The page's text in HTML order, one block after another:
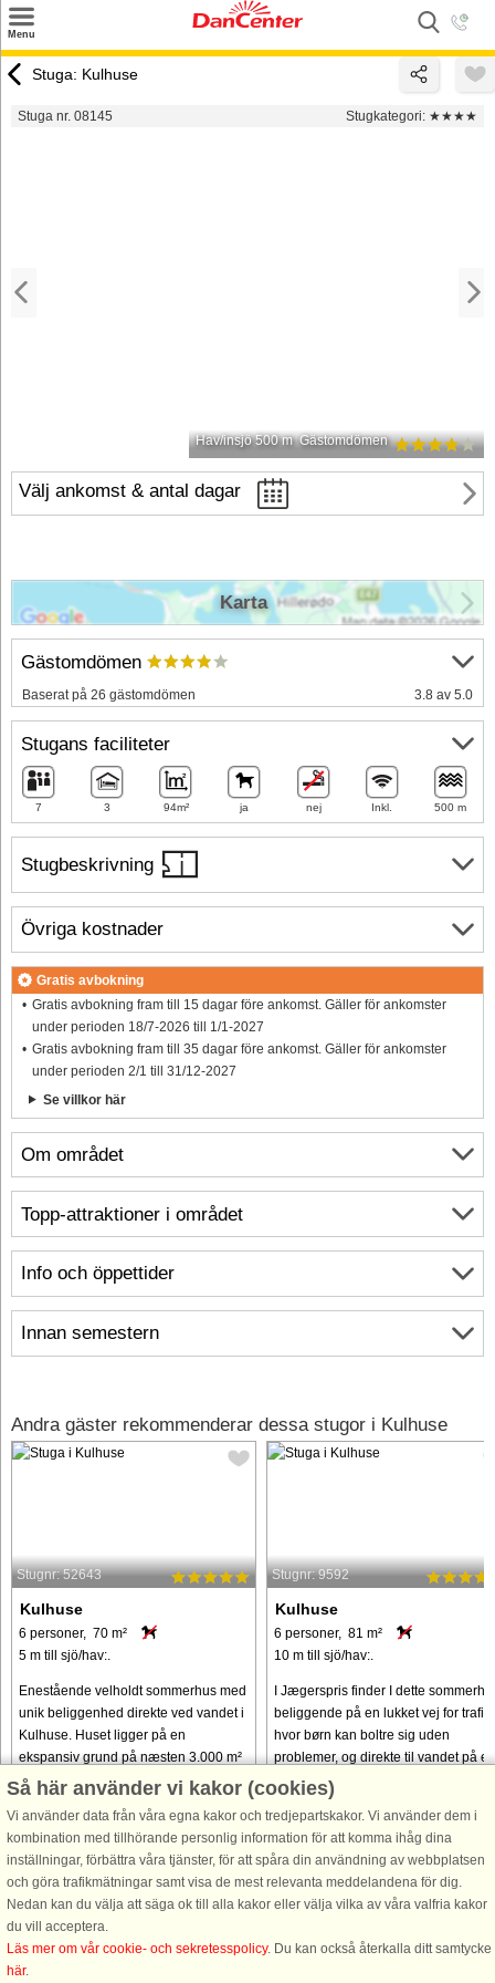
Menu
Tilbud
Stuga: Kulhuse
Stuga nr. 08145 Stugkategori: ★★★★
Hav/insjö 500 m Gästomdömen
Välj ankomst & antal dagar
Stugbeskrivning
Om området
Info och öppettider
Innan semestern
Gästomdömen
Baserat på 26 gästomdömen 3.8 av 5.0
Stugans faciliteter
7 3 94m² ja nej Inkl. 500 m
Övriga kostnader
Gratis avbokning
Gratis avbokning fram till 15 dagar före ankomst. Gäller för ankomster
under perioden 18/7-2026 till 1/1-2027
Gratis avbokning fram till 35 dagar före ankomst. Gäller för ankomster
under perioden 2/1 till 31/12-2027
Se villkor här
Karta
Topp-attraktioner i området
Andra gäster rekommenderar dessa stugor i Kulhuse
Stugnr: 52643
Kulhuse
6 personer, 70 m²
5 m till sjö/hav:.
Enestående velholdt sommerhus med
unik beliggenhed direkte ved vandet i
Kulhuse. Huset ligger på en
ekspansiv grund på næsten 3.000 m²
og byder på en fantastisk havudsigt.
från 9.430 SEK
Stugnr: 9592
Kulhuse
6 personer, 81 m²
10 m till sjö/hav:.
I Jægerspris finder I dette
beliggende på en lukket vej for trafik,
hvor børn kan boltre sig uden
problemer, og direkte til vandet på en
kæmpe stor grund. Uanset om I
befinder jer i stuen eller ...
från 5.330 SEK
Så här använder vi kakor (cookies)
Vi använder data från våra egna kakor och tredjepartskakor. Vi använder dem i
kombination med tillhörande personlig information för att komma ihåg dina
inställningar, förbättra våra tjänster, för att spåra din användning av webbplatsen
och göra trafikmätningar samt visa de mest relevanta meddelandena för dig.
Nedan kan du välja att säga ok till alla kakor eller välja vilka av våra valfria kakor
du vill acceptera.
Läs mer om vår cookie- och sekretesspolicy. Du kan också återkalla ditt samtycke
här.